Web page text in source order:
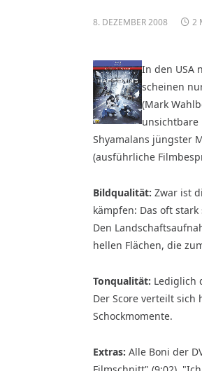
8. DEZEMBER 2008 2
In den USA
scheinen
(Mark
unsichtbare
Shyamalans jüngster
(ausführ­liche
Bildqualität: Zwar ist
kämpfen: Das oft
Den
hellen Flächen, die
Tonqualität: Lediglich
Der Score verteilt sich
Schockmomente.
Extras: Alle Boni der